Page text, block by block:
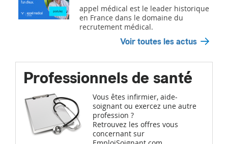
appel médical est le leader historique
en France dans le domaine du
recrutement médical.
Voir toutes les actus
Professionnels de santé
Vous êtes infirmier, aide-
soignant ou exercez une autre
profession ?
Retrouvez les offres vous
concernant sur